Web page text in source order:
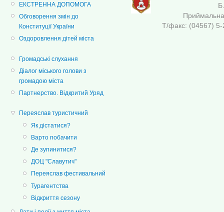
ЕКСТРЕННА ДОПОМОГА
Обговорення змін до
Конституції України
Оздоровлення дітей міста
Громадські слухання
Діалог міського голови з
громадою міста
Партнерство. Відкритий Уряд
Переяслав туристичний
Як дістатися?
Варто побачити
Де зупинитися?
ДОЦ "Славутич"
Переяслав фестивальний
Турагентства
Відкриття сезону
Т/факс: